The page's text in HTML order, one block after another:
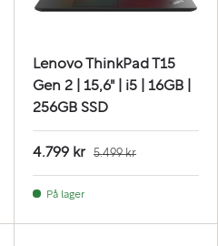
Lenovo ThinkPad T15
Gen 2 | 15,6" | i5 | 16GB |
256GB SSD
4.799 kr 5.499 kr
På lager